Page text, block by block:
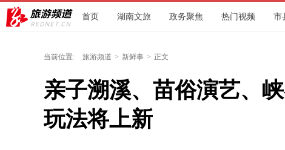
首页 湖南文旅 政务聚焦 热门视频 市
当前位置: 旅游频道 > 新鲜事 > 正文
亲子溯溪、苗俗演艺、
玩法将上新